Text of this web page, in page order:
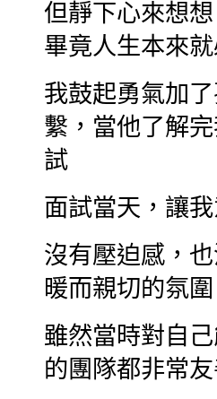
但靜下心來想
畢竟人生本來
我鼓起勇氣加
繫，當他了解
試
面試當天，讓
沒有壓迫感，
暖而親切的氛
雖然當時對自
的團隊都非常